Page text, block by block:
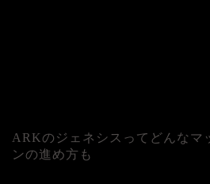
ARKのジェネシスってどんなマ
ンの進め方も